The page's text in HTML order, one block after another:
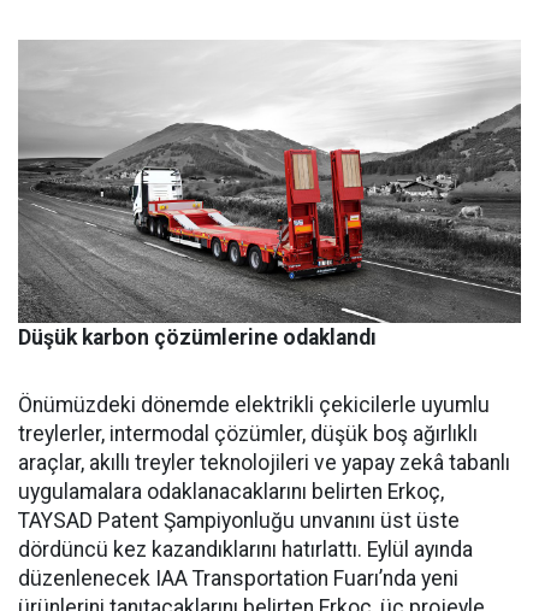
Düşük karbon çözümlerine odaklandı
Önümüzdeki dönemde elektrikli çekicilerle uyumlu
treylerler, intermodal çözümler, düşük boş ağırlıklı
araçlar, akıllı treyler teknolojileri ve yapay zekâ tabanlı
uygulamalara odaklanacaklarını belirten Erkoç,
TAYSAD Patent Şampiyonluğu unvanını üst üste
dördüncü kez kazandıklarını hatırlattı. Eylül ayında
düzenlenecek IAA Transportation Fuarı’nda yeni